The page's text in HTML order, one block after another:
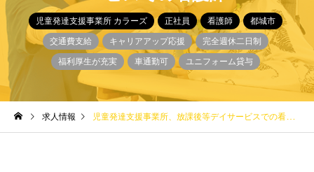
児童発達支援事業所 カラーズ 正社員 看護師 都城市
交通費支給 キャリアアップ応援 完全週休二日制
福利厚生が充実 車通勤可 ユニフォーム貸与
求人情報 児童発達支援事業所、放課後等デイサービスでの看護師